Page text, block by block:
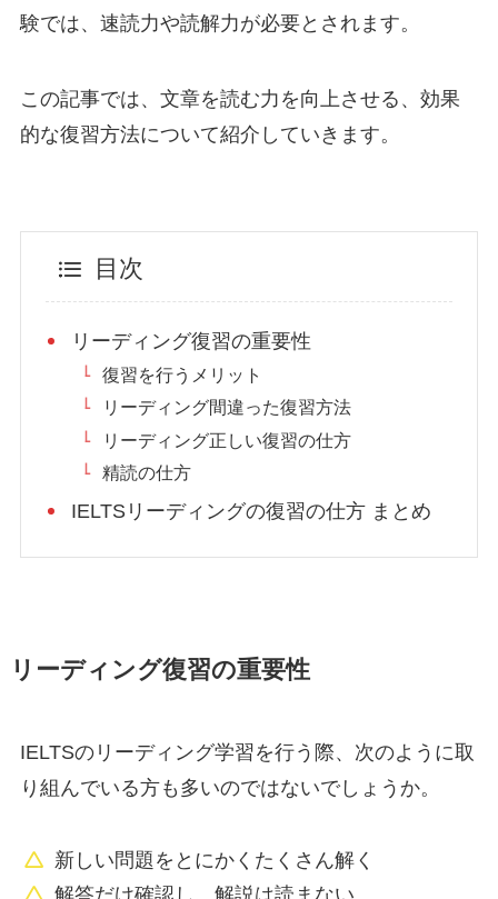
験では、速読力や読解力が必要とされます。
この記事では、文章を読む力を向上させる、効果
的な復習方法について紹介していきます。
目次
リーディング復習の重要性
復習を行うメリット
リーディング間違った復習方法
リーディング正しい復習の仕方
精読の仕方
IELTSリーディングの復習の仕方 まとめ
リーディング復習の重要性
IELTSのリーディング学習を行う際、次のように取
り組んでいる方も多いのではないでしょうか。
新しい問題をとにかくたくさん解く
解答だけ確認し、解説は読まない